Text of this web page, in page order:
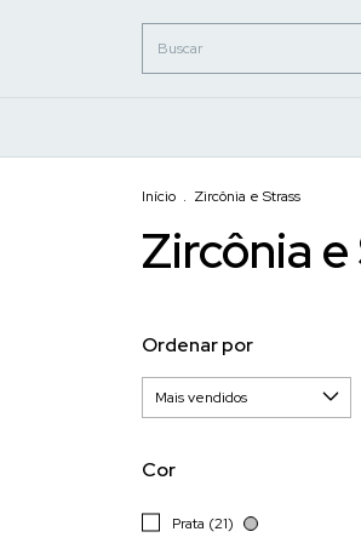
Início . Zircônia e Strass
Zircônia
Ordenar por
Cor
Prata (21)